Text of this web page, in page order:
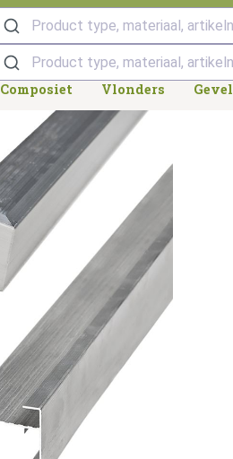
Product type, materiaal,
Composiet Vlonders